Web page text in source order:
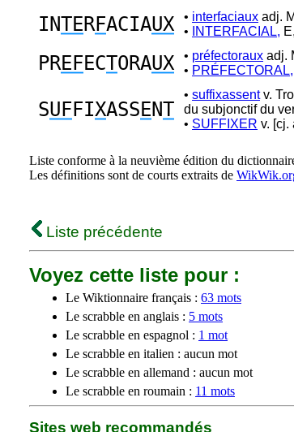
INTERFACIAUX • interfaciaux adj.
•
INTERFACIAL,
PREFECTORAUX • préfectoraux adj.
• PRÉFECTORAL,
SUF FIXASSENT
• suffixassentv.
du subjonctif du
• SUFFIXER v. [cj.
Liste conforme à la neuvième édition du
Les définitions sont de courts extraits de
Liste précédente
Voyez cette liste pour :
Le Wiktionnaire français : 63 mots
Le scrabble en anglais : 5 mots
Le scrabble en espagnol : 1 mot
Le scrabble en italien : aucun mot
Le scrabble en allemand : aucun mot
Le scrabble en roumain : 11 mots
Sites web recommandés